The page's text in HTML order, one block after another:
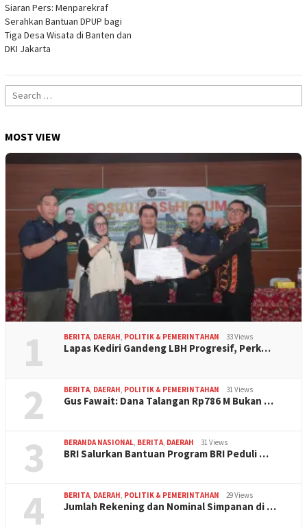
Siaran Pers: Menparekraf
Serahkan Bantuan DPUP bagi
Tiga Desa Wisata di Banten dan
DKI Jakarta
Search
for:
MOST VIEW
1 BERITA, DAERAH, POLITIK & PEMERINTAHAN 33 Views
Lapas Kediri Gandeng LBH Progresif, Perk…
2 BERITA, DAERAH, POLITIK & PEMERINTAHAN 31 Views
Gus Fawait: Dana Talangan Rp786 M Bukan …
3 BERANDA NASIONAL, BERITA, DAERAH 31 Views
BRI Salurkan Bantuan Program BRI Peduli …
4 BERITA, DAERAH, POLITIK & PEMERINTAHAN 29 Views
Jumlah Rekening dan Nominal Simpanan di …